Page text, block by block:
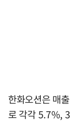
한화오션은 매
로 각각 5.7%,